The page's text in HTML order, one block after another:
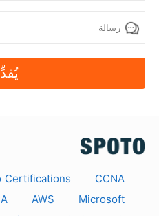
Certifications
CCNA
AWS
Microsoft